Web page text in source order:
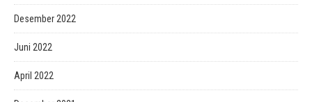
Desember 2022
Juni 2022
April 2022